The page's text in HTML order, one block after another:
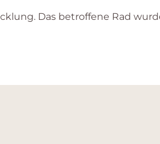
Das betroffene Rad